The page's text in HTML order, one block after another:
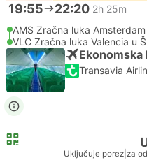
19:55 22:20 2h 25m
AMS Zračna luka
VLC Zračna luka Valencia u
Transavia
Uključuje porez za